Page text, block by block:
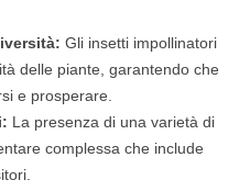
Gli insetti impollinatori
delle piante, garantendo che
e prosperare.
La presenza di una varietà di
complessa che include